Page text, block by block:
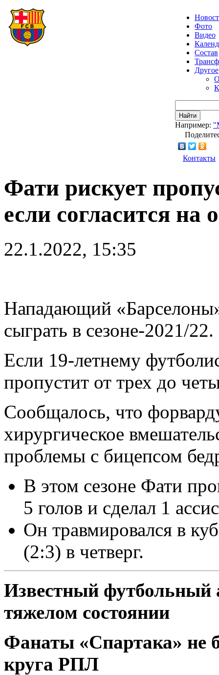
Фото
Видео
Состав
Другое
Найти
Например:
Контакты
Фати рискует
если согласится на
22.1.2022, 15:35
Нападающий
сыграть в сезоне-2021/22.
Если 19-летнему
пропустит от трех до
Сообщалось, что
хирургическое
проблемы с бицепсом
В этом сезоне Фати
5 голов и сделал 1
Он травмировался в
(2:3) в четверг.
Известный футбольный
тяжелом состоянии
Фанаты «Спартака» не
круга РПЛ